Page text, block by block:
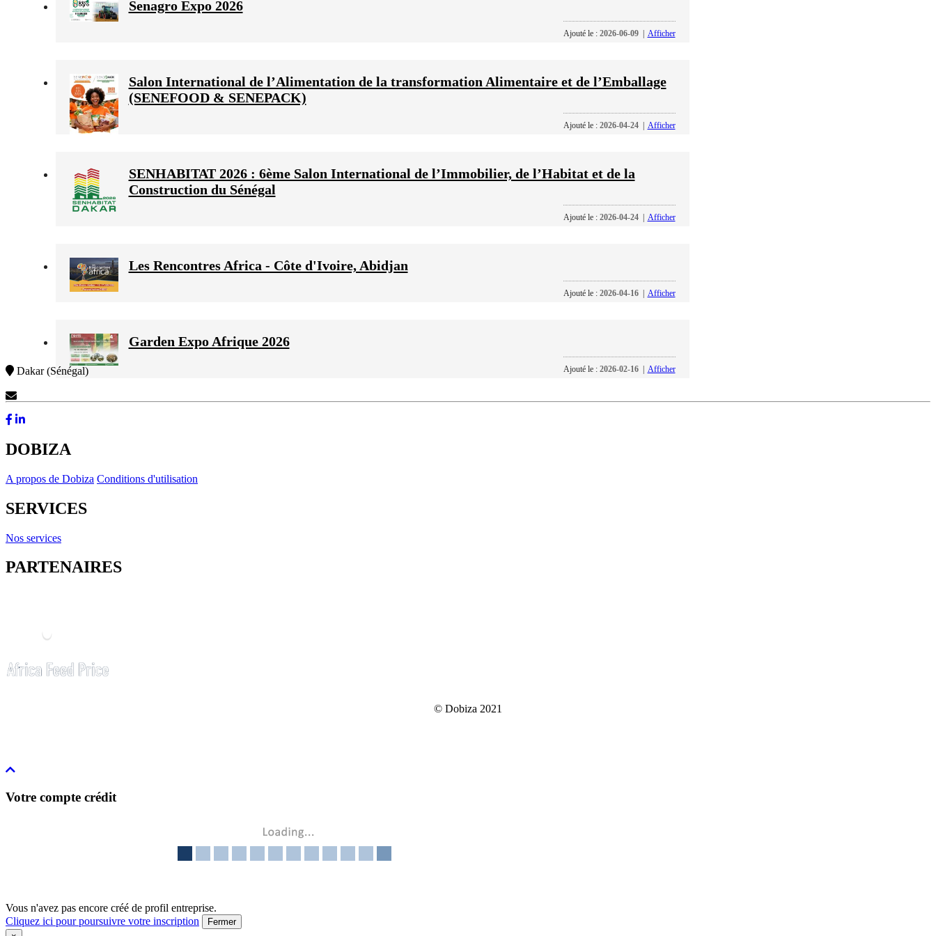
Senagro Expo 2026
Ajouté le : 2026-06-09| Afficher
Salon International de l’Alimentation de la transformation Alimentaire et de l’Emballage
(SENEFOOD & SENEPACK)
Ajouté le : 2026-04-24| Afficher
SENHABITAT 2026 : 6ème Salon International de l’Immobilier, de l’Habitat et de la
Construction du Sénégal
Ajouté le : 2026-04-24| Afficher
Les Rencontres Africa - Côte d'Ivoire, Abidjan
Ajouté le : 2026-04-16| Afficher
Garden Expo Afrique 2026
Ajouté le : 2026-02-16| Afficher
Dakar (Sénégal)
DOBIZA
A propos de Dobiza Conditions d'utilisation
SERVICES
Nos services
PARTENAIRES
© Dobiza 2021
Votre compte crédit
Vous n'avez pas encore créé de profil entreprise.
Cliquez ici pour poursuivre votre inscription
Fermer